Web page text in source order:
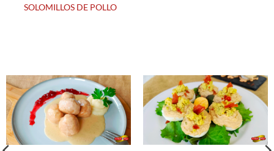
SOLOMILLOS DE POLLO